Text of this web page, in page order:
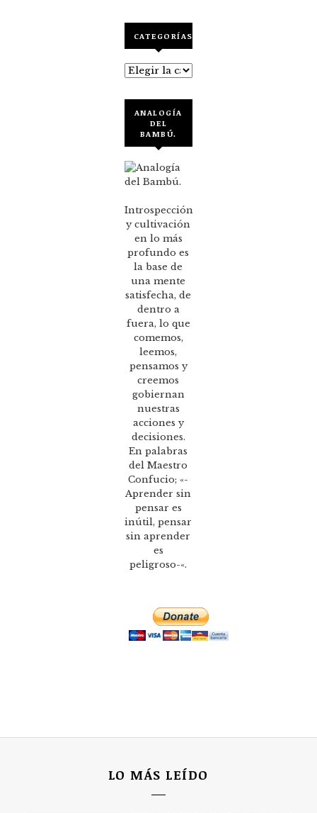
CATEGORÍAS
Categorías
ANALOGÍA
DEL
BAMBÚ.
Introspección
y cultivación
en lo más
profundo es
la base de
una mente
satisfecha, de
dentro a
fuera, lo que
comemos,
leemos,
pensamos y
creemos
gobiernan
nuestras
acciones y
decisiones.
En palabras
del Maestro
Confucio; «-
Aprender sin
pensar es
inútil, pensar
sin aprender
es
peligroso-«.
LO MÁS LEÍDO